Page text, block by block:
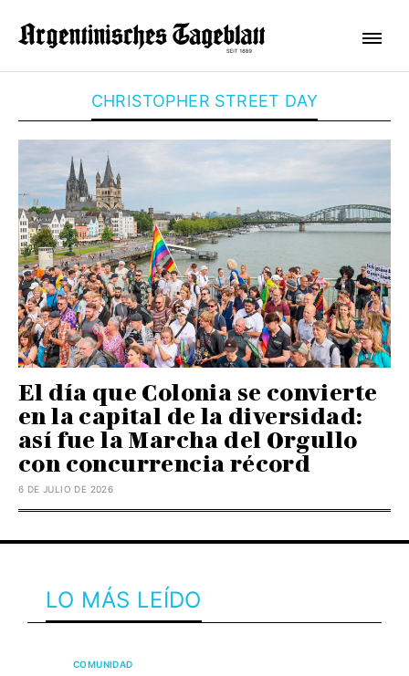
CHRISTOPHER STREET DAY
El día que Colonia se convierte
en la capital de la diversidad:
así fue la Marcha del Orgullo
con concurrencia récord
6 DE JULIO DE 2026
LO MÁS LEÍDO
COMUNIDAD